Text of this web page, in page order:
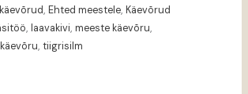
, Ehted meestele, Käevõrud
, laavakivi, meeste käevõru,
, tiigrisilm